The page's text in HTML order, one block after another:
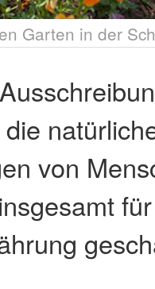
Garten in der
von